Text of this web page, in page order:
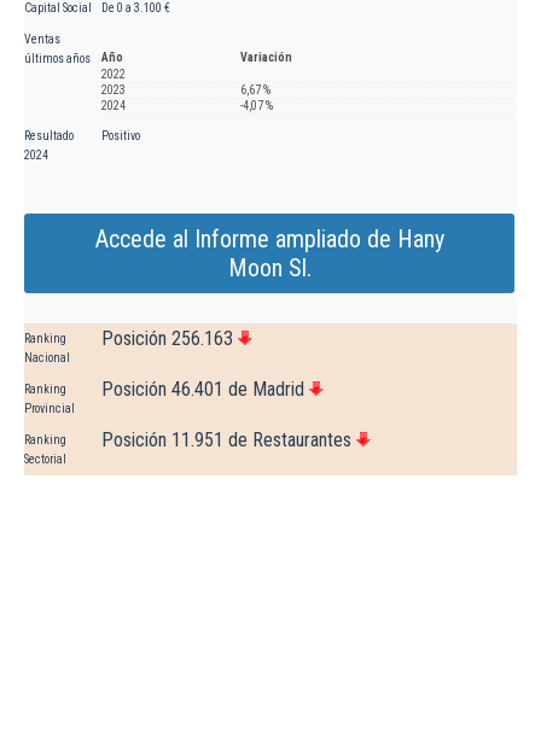
Capital Social De 0 a 3.100 €
Ventas
últimos años
Año
Variación
2022
2023
6,67 %
2024
-4,07 %
Resultado
2024
Positivo
Accede al Informe ampliado de Hany
Moon Sl.
Ranking
Nacional
Posición 256.163
Ranking
Provincial
Posición 46.401 de Madrid
Ranking
Sectorial
Posición 11.951 de Restaurantes